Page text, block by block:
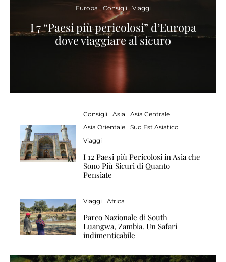
Europa Consigli Viaggi
I 7 “Paesi più pericolosi” d’Europa
dove viaggiare al sicuro
Consigli Asia
Asia Centrale
Asia Orientale
Sud Est Asiatico
Viaggi
I 12 Paesi più Pericolosi in Asia che
Sono Più Sicuri di Quanto
Pensiate
Viaggi Africa
Parco Nazionale di South
Luangwa, Zambia. Un Safari
indimenticabile